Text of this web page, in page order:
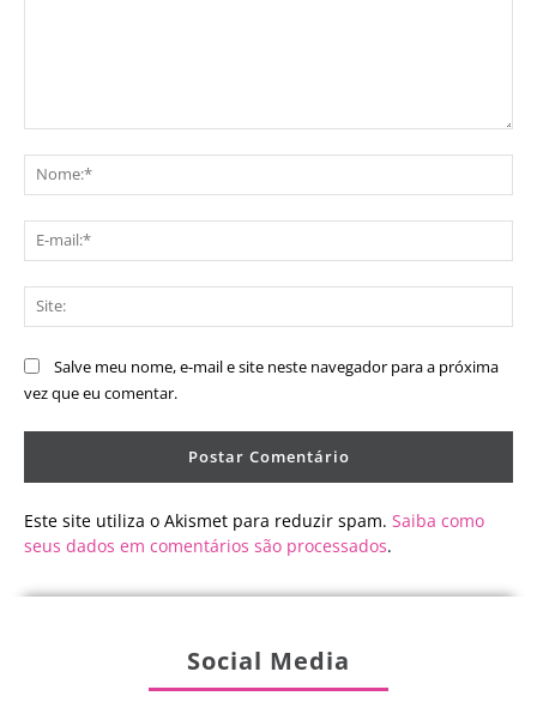
Salve meu nome, e-mail e site neste navegador para a próxima
vez que eu comentar.
Este site utiliza o Akismet para reduzir spam. Saiba como
seus dados em comentários são processados.
Social Media